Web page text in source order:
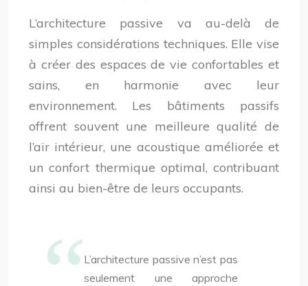
L’architecture passive va au-delà de
simples considérations techniques. Elle vise
à créer des espaces de vie confortables et
sains, en harmonie avec leur
environnement. Les bâtiments passifs
offrent souvent une meilleure qualité de
l’air intérieur, une acoustique améliorée et
un confort thermique optimal, contribuant
ainsi au bien-être de leurs occupants.
L’architecture passive n’est pas
seulement une approche